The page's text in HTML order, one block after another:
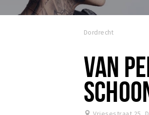
Dordrecht
VAN